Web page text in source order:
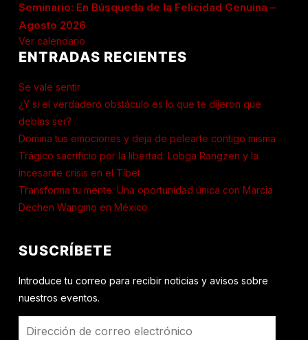
Seminario: En Búsqueda de la Felicidad Genuina –
Agosto 2026
Ver calendario
ENTRADAS RECIENTES
Se vale sentir
¿Y si el verdadero obstáculo es lo que te dijeron que
debías ser?
Domina tus emociones y deja de pelearte contigo misma
Trágico sacrificio por la libertad: Lobga Rangzen y la
incesante crisis en el Tíbet
Transforma tu mente: Una oportunidad única con Marcia
Dechen Wangmo en México
SUSCRÍBETE
Introduce tu correo para recibir noticias y avisos sobre
nuestros eventos.